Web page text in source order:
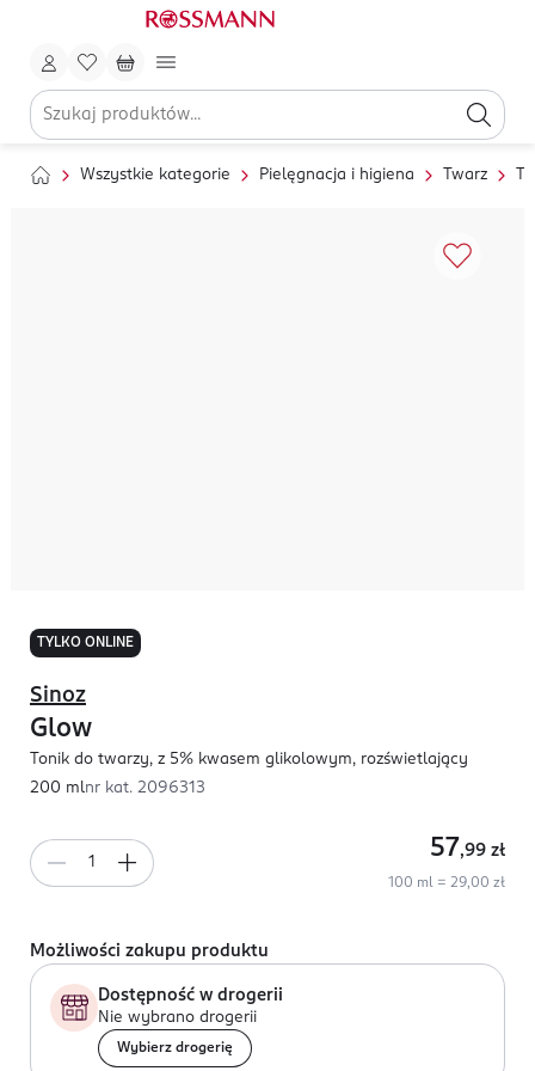
Wszystkie kategorie Pielęgnacja i higiena Twarz
TYLKO ONLINE
Sinoz
Glow
Tonik do twarzy, z 5% kwasem glikolowym, rozświetlający
200 mlnr kat. 2096313
57,99 zł
100 ml = 29,00 zł
Możliwości zakupu produktu
Dostępność w drogerii
Nie wybrano drogerii
Wybierz drogerię